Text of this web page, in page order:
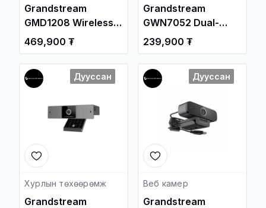
Grandstream
GMD1208 Wireless
Cordless
Microphone /
Дотуур Суурин
утас /
469,900 ₮
Grandstream
GWN7052 Dual-
Band 802.11ac,
2x2:2 MU-MIMO Wi-
Fi Router
239,900 ₮
Дууссан
Хурлын төхөөрөмж
Grandstream
Дууссан
Веб камер
Grandstream